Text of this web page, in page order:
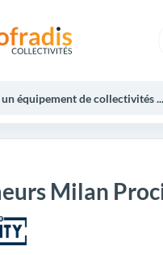
Milan